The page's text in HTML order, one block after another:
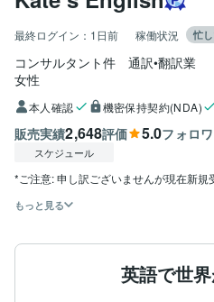
最終ログイン： 1日前 稼働状況 忙
コンサルタント件　通訳•翻訳業
女性
本人確認 機密保持契約(NDA)
販売実績2,648評価 5.0フォロ
スケジュール
*ご注意: 申し訳ございませんが現在新規
もっと見る
英語で世